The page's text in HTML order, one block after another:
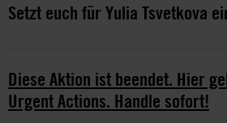
Setzt euch für Yulia Tsvetkova
Diese Aktion ist beendet. Hier
Urgent Actions. Handle sofort!